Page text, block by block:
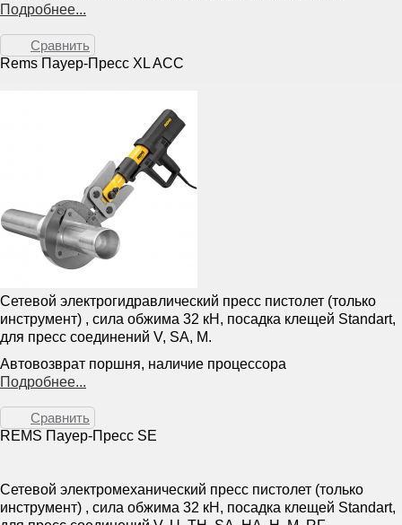
Подробнее...
Сравнить
Rems Пауер-Пресс XL ACC
Сетевой электрогидравлический пресс пистолет (только
инструмент) , сила обжима 32 кН, посадка клещей Standart,
для пресс соединений V, SA, M.
Автовозврат поршня, наличие процессора
Подробнее...
Сравнить
REMS Пауер-Пресс SE
Сетевой электромеханический пресс пистолет (только
инструмент) , сила обжима 32 кН, посадка клещей Standart,